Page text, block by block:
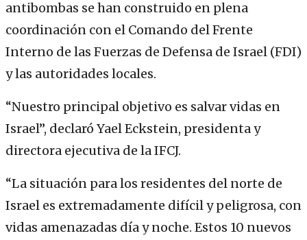
antibombas se han construido en plena
coordinación con el Comando del Frente
Interno de las Fuerzas de Defensa de Israel (FDI)
y las autoridades locales.
“Nuestro principal objetivo es salvar vidas en
Israel”, declaró Yael Eckstein, presidenta y
directora ejecutiva de la IFCJ.
“La situación para los residentes del norte de
Israel es extremadamente difícil y peligrosa, con
vidas amenazadas día y noche. Estos 10 nuevos